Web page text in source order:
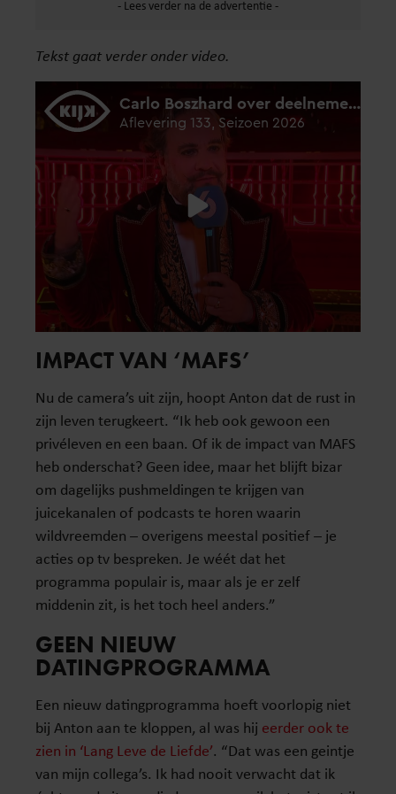
Tekst gaat verder onder video.
IMPACT VAN ‘MAFS’
Nu de camera’s uit zijn, hoopt Anton dat de rust in
zijn leven terugkeert. “Ik heb ook gewoon een
privéleven en een baan. Of ik de impact van MAFS
heb onderschat? Geen idee, maar het blijft bizar
om dagelijks pushmeldingen te krijgen van
juicekanalen of podcasts te horen waarin
wildvreemden – overigens meestal positief – je
acties op tv bespreken. Je wéét dat het
programma populair is, maar als je er zelf
middenin zit, is het toch heel anders.”
GEEN NIEUW
DATINGPROGRAMMA
Een nieuw datingprogramma hoeft voorlopig niet
bij Anton aan te kloppen, al was hij eerder ook te
zien in ‘Lang Leve de Liefde’. “Dat was een geintje
van mijn collega’s. Ik had nooit verwacht dat ik